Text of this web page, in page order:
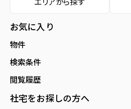
お気に入り
物件
検索条件
閲覧履歴
社宅をお探しの方へ
ヤマザワ杜のまち店まで356m
フ